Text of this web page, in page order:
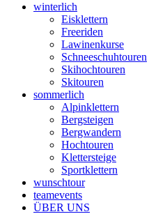
winterlich
Eisklettern
Freeriden
Lawinenkurse
Schneeschuhtouren
Skihochtouren
Skitouren
sommerlich
Alpinklettern
Bergsteigen
Bergwandern
Hochtouren
Klettersteige
Sportklettern
wunschtour
teamevents
ÜBER UNS